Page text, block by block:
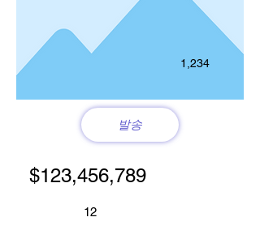
1,234
발송
$123,456,789
12